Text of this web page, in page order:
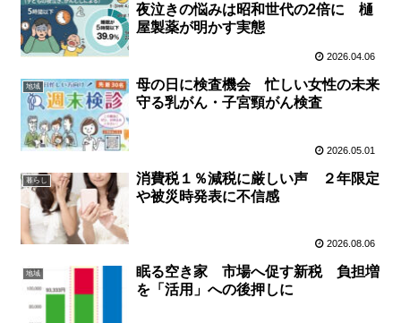
夜泣きの悩みは昭和世代の2倍に 樋
屋製薬が明かす実態
2026.04.06
地域
母の日に検査機会 忙しい女性の未来
守る乳がん・子宮頸がん検査
2026.05.01
暮らし
消費税１％減税に厳しい声 ２年限定
や被災時発表に不信感
2026.08.06
地域
眠る空き家 市場へ促す新税 負担増
を「活用」への後押しに